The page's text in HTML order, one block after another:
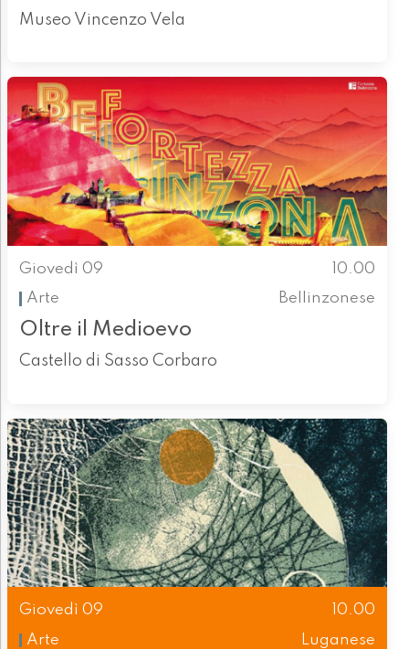
Museo Vincenzo Vela
Giovedì 09
10.00
Arte
Bellinzonese
Oltre il Medioevo
Castello di Sasso Corbaro
Giovedì 09
10.00
Arte
Luganese